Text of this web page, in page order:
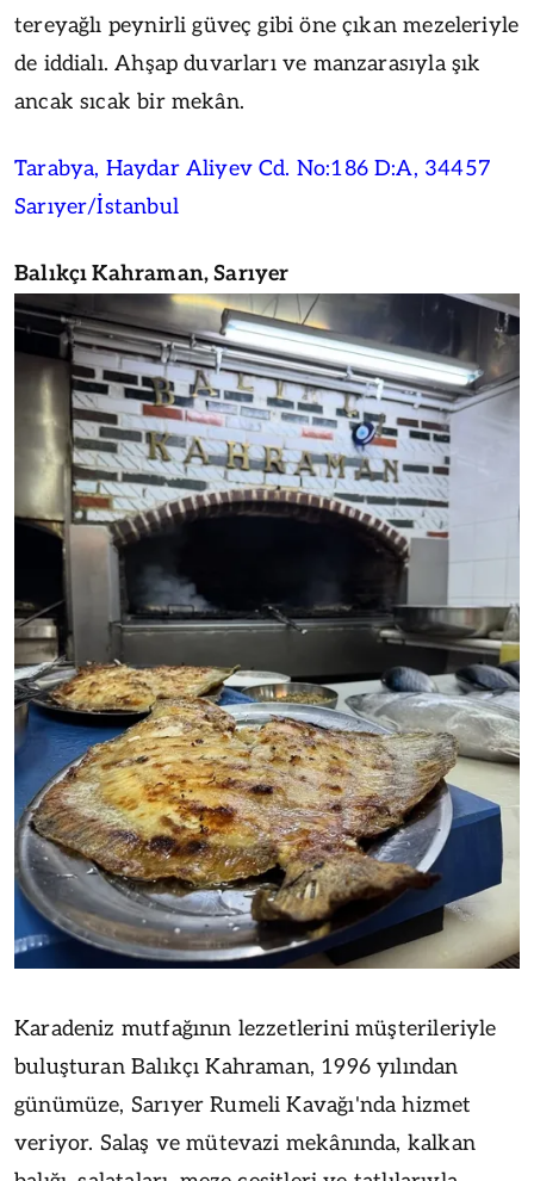
tereyağlı peynirli güveç gibi öne çıkan mezeleriyle
de iddialı. Ahşap duvarları ve manzarasıyla şık
ancak sıcak bir mekân.
Tarabya, Haydar Aliyev Cd. No:186 D:A, 34457
Sarıyer/İstanbul
Balıkçı Kahraman, Sarıyer
Karadeniz mutfağının lezzetlerini müşterileriyle
buluşturan Balıkçı Kahraman, 1996 yılından
günümüze, Sarıyer Rumeli Kavağı'nda hizmet
veriyor. Salaş ve mütevazi mekânında, kalkan